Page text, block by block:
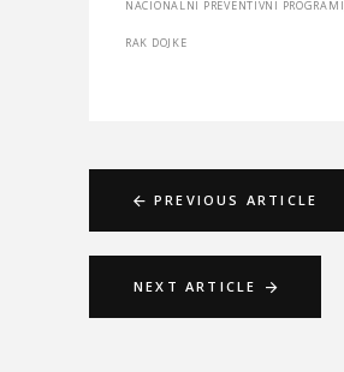
NACIONALNI PREVENTIVNI PROGRAMI
RAK DOJKE
PREVIOUS ARTICLE
NEXT ARTICLE